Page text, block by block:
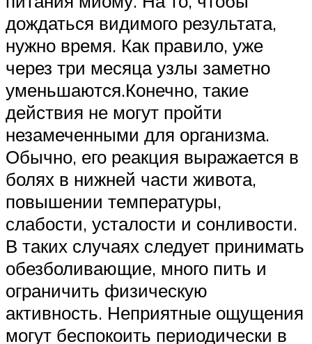
дождаться видимого результата,
нужно время. Как правило, уже
через три месяца узлы заметно
уменьшаются.Конечно, такие
действия не могут пройти
незамеченными для организма.
Обычно, его реакция выражается в
болях в нижней части живота,
повышении температуры,
слабости, усталости и сонливости.
В таких случаях следует принимать
обезболивающие, много пить и
ограничить физическую
активность. Неприятные ощущения
могут беспокоить периодически в